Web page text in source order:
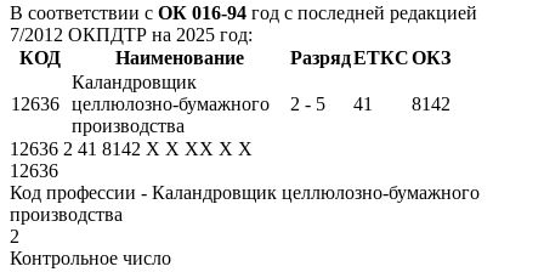
В соответствии с ОК 016-94 год с последней редакцией
7/2012 ОКПДТР на 2025 год:
КОД
Наименование РазрядЕТКСОКЗ
12636
Каландровщик
целлюлозно-бумажного
производства
2 - 5 41 8142
12636 2 41 8142 X X XX X X
12636
Код профессии - Каландровщик целлюлозно-бумажного
производства
2
Контрольное число